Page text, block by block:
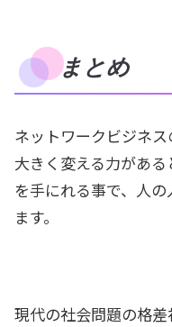
まとめ
ネットワークビジネ
大きく変える力があ
を手にれる事で、人
ます。
現代の社会問題の格